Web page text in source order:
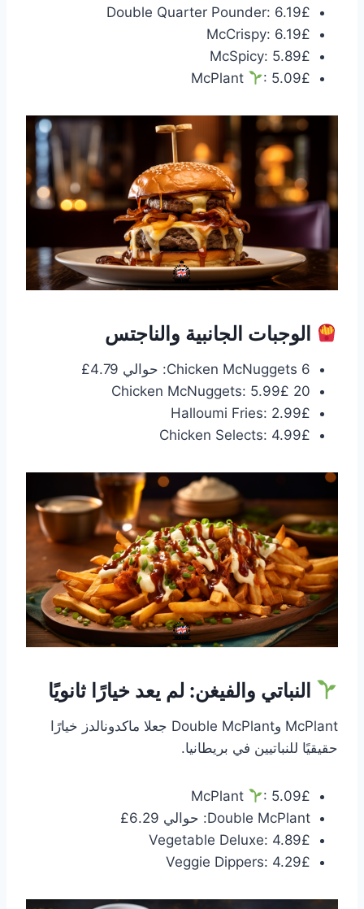
Double Quarter Pounder: 6.19£
McCrispy: 6.19£
McSpicy: 5.89£
McPlant
: 5.09£
الوجبات الجانبية والناجتس
6 Chicken McNuggets: حوالي 4.79£
20 Chicken McNuggets: 5.99£
Halloumi Fries: 2.99£
Chicken Selects: 4.99£
النباتي والفيغن: لم يعد خيارًا ثانويًا
McPlant وDouble McPlant جعلا ماكدونالدز خيارًا
حقيقيًا للنباتيين في بريطانيا.
McPlant
: 5.09£
Double McPlant: حوالي 6.29£
Vegetable Deluxe: 4.89£
Veggie Dippers: 4.29£